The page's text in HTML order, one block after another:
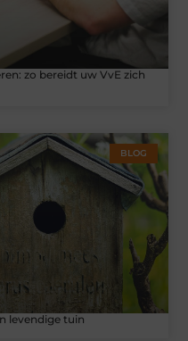
zo bereidt uw VvE zich
BLOG
levendige tuin